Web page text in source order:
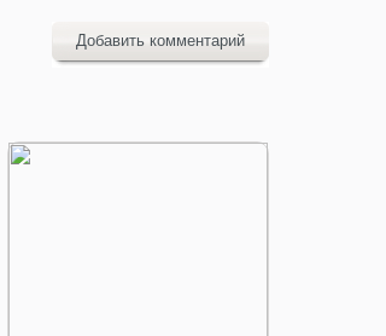
Добавить комментарий